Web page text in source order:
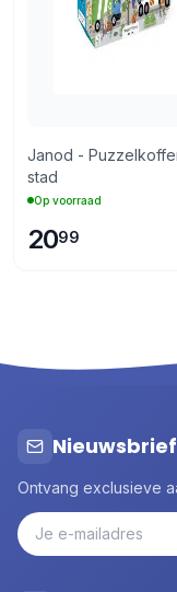
Janod -
stad
Op voorraad
2099
Nieuwsbrief
Ontvang exclusieve